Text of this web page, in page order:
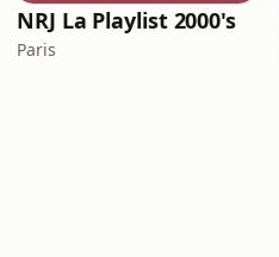
NRJ La Playlist 2000's
Paris